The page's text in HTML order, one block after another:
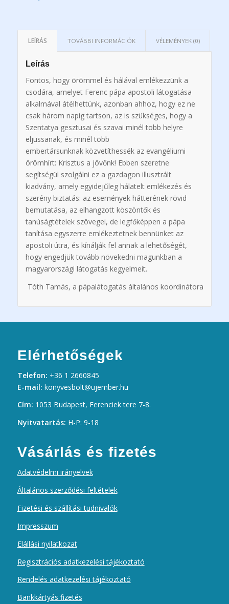
LEÍRÁS TOVÁBBI INFORMÁCIÓK VÉLEMÉNYEK (0)
Leírás
Fontos, hogy örömmel és hálá­val emlékezzünk a
csodára, ame­lyet Ferenc pápa apostoli látogatása
alkalmával átélhettünk, azonban ahhoz, hogy ez ne
csak három napig tartson, az is szükséges, hogy a
Szentatya gesztusai és szavai minél több helyre
eljussanak, és minél több
embertársunknak közvetíthessékaz evangéliumi
örömhírt: Krisztus a jövőnk! Ebben szeretne
segítségül szolgálni ez a gazdagon illusztrált
kiadvány, amely egyidejűleg hálatelt emlékezés és
szerény biztatás: az események hátterének rövid
bemutatása, az elhangzott köszöntőkés
tanúságtételek szövegei, de legfőképpen a pápa
tanítása egyszerre emlékeztetnek bennünket az
apostoli útra, és kínáljákfel annak a lehetőségét,
hogy engedjüktovább növekedni magunkban a
magyarországi látogatás kegyelmeit.
Tóth Tamás, a pápalátogatás általános koordinátora
Elérhetőségek
Telefon: +36 1 2660845
E-mail: konyvesbolt@ujember.hu
Cím: 1053 Budapest, Ferenciek tere 7-8.
Nyitvatartás: H-P: 9-18
Vásárlás és fizetés
Adatvédelmi irányelvek
Általános szerződési feltételek
Fizetési és szállítási tudnivalók
Impresszum
Elállási nyilatkozat
Regisztrációs adatkezelési tájékoztató
Rendelés adatkezelési tájékoztató
Bankkártyás fizetés